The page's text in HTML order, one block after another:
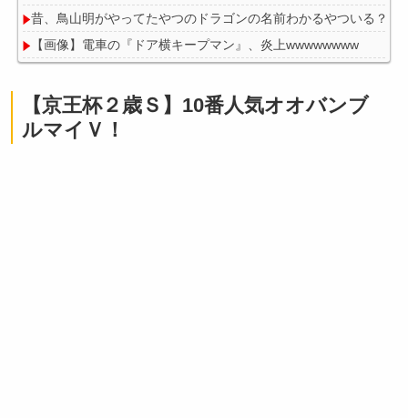
昔、鳥山明がやってたやつのドラゴンの名前わかるやついる？
【画像】電車の『ドア横キープマン』、炎上wwwwwwww
Powered by livedoor 相互RSS
【京王杯２歳Ｓ】10番人気オオバンブ
ルマイＶ！